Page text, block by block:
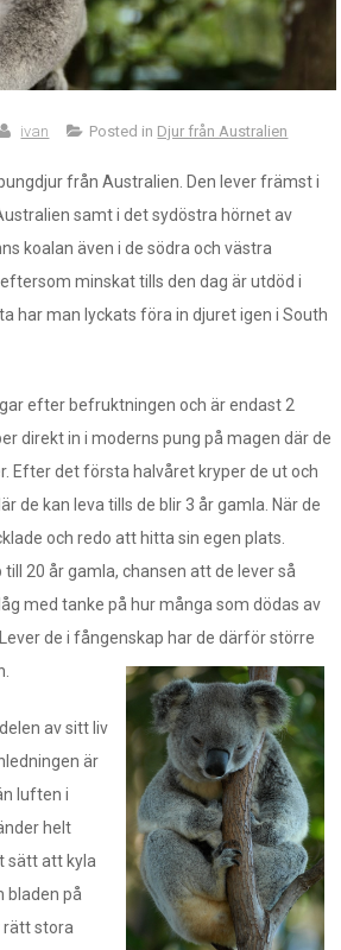
ivan Posted in Djur från Australien
från Australien. Den lever främst i
samt i det sydöstra hörnet av
koalan även i de södra och västra
minskat tills den dag är utdöd i
har man lyckats föra in djuret igen i South
efter befruktningen och är endast 2
direkt in i moderns pung på magen där de
Efter det första halvåret kryper de ut och
de kan leva tills de blir 3 år gamla. När de
och redo att hitta sin egen plats.
till 20 år gamla, chansen att de lever så
med tanke på hur många som dödas av
de i fångenskap har de därför större
av sitt liv
är
luften i
helt
sätt att kyla
bladen på
rätt stora